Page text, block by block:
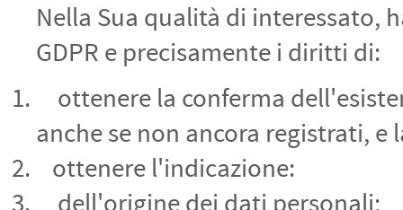
Nella Sua qualità di interessato,
GDPR e precisamente i diritti di:
ottenere la conferma
anche se non ancora registrati,
ottenere l'indicazione: